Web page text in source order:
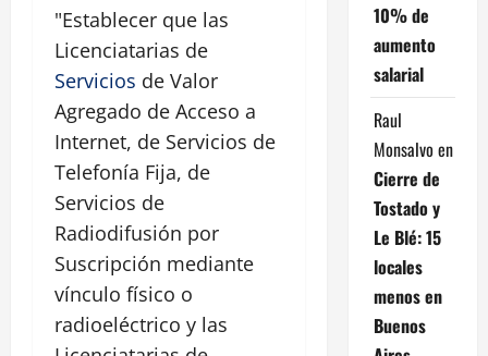
"Establecer que las
Licenciatarias de
Servicios de Valor
Agregado de Acceso a
Internet, de Servicios de
Telefonía Fija, de
Servicios de
Radiodifusión por
Suscripción mediante
vínculo físico o
radioeléctrico y las
10% de
aumento
salarial
Raul
Monsalvo en
Cierre de
Tostado y
Le Blé: 15
locales
menos en
Buenos